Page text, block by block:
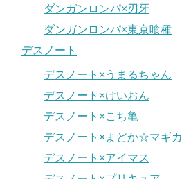
ダンガンロンパ×刃牙
ダンガンロンパ×東京喰種
デスノート
デスノート×うまるちゃん
デスノート×けいおん
デスノート×こち亀
デスノート×まどか☆マギカ
デスノート×アイマス